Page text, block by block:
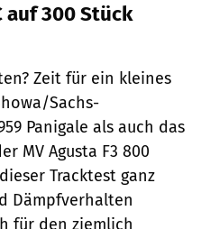
auf 300 Stück
Zeit für ein kleines
Sachs-
Panigale als auch das
MV Agusta F3 800
Tracktest ganz
Dämpfverhalten
für den ziemlich